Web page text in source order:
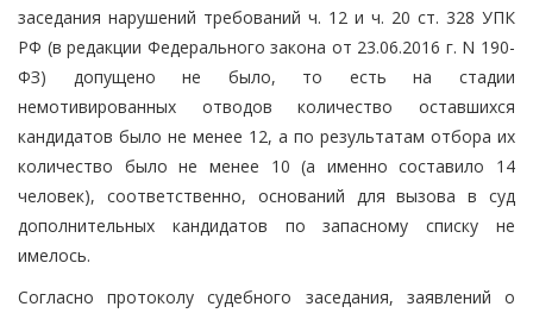
заседания нарушений требований ч. 12 и ч. 20 ст. 328 УПК
РФ (в редакции Федерального закона от 23.06.2016 г. N 190-
ФЗ) допущено не было, то есть на стадии
немотивированных отводов количество оставшихся
кандидатов было не менее 12, а по результатам отбора их
количество было не менее 10 (а именно составило 14
человек), соответственно, оснований для вызова в суд
дополнительных кандидатов по запасному списку не
имелось.
Согласно протоколу судебного заседания, заявлений о